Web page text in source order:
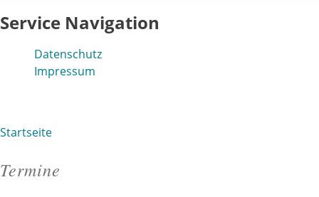
Service Navigation
Datenschutz
Impressum
Startseite
Termine